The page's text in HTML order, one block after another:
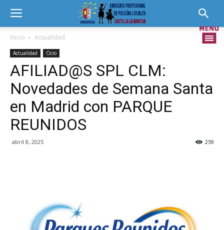
Inicio Actualidad
Actualidad Ocio
AFILIAD@S SPL CLM:
Novedades de Semana Santa
en Madrid con PARQUE
REUNIDOS
abril 8, 2025 259